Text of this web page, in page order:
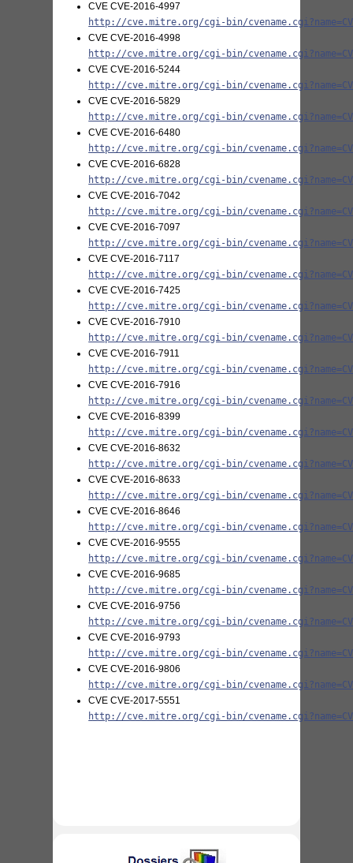
CVE CVE-2016-4997
http://cve.mitre.org/cgi-bin/
CVE CVE-2016-4998
http://cve.mitre.org/cgi-bin/
CVE CVE-2016-5244
http://cve.mitre.org/cgi-bin/
CVE CVE-2016-5829
http://cve.mitre.org/cgi-bin/
CVE CVE-2016-6480
http://cve.mitre.org/cgi-bin/
CVE CVE-2016-6828
http://cve.mitre.org/cgi-bin/
CVE CVE-2016-7042
http://cve.mitre.org/cgi-bin/
CVE CVE-2016-7097
http://cve.mitre.org/cgi-bin/
CVE CVE-2016-7117
http://cve.mitre.org/cgi-bin/
CVE CVE-2016-7425
http://cve.mitre.org/cgi-bin/
CVE CVE-2016-7910
http://cve.mitre.org/cgi-bin/
CVE CVE-2016-7911
http://cve.mitre.org/cgi-bin/
CVE CVE-2016-7916
http://cve.mitre.org/cgi-bin/
CVE CVE-2016-8399
http://cve.mitre.org/cgi-bin/
CVE CVE-2016-8632
http://cve.mitre.org/cgi-bin/
CVE CVE-2016-8633
http://cve.mitre.org/cgi-bin/
CVE CVE-2016-8646
http://cve.mitre.org/cgi-bin/
CVE CVE-2016-9555
http://cve.mitre.org/cgi-bin/
CVE CVE-2016-9685
http://cve.mitre.org/cgi-bin/
CVE CVE-2016-9756
http://cve.mitre.org/cgi-bin/
CVE CVE-2016-9793
http://cve.mitre.org/cgi-bin/
CVE CVE-2016-9806
http://cve.mitre.org/cgi-bin/
CVE CVE-2017-5551
http://cve.mitre.org/cgi-bin/